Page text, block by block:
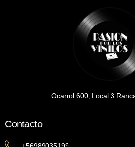
Ocarrol 600, Local 3
Contacto
+56989035199